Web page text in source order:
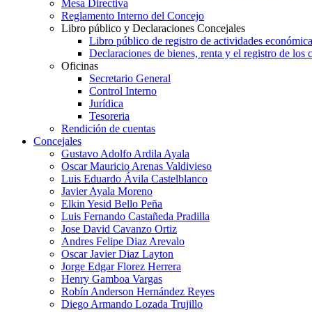
Mesa Directiva
Reglamento Interno del Concejo
Libro público y Declaraciones Concejales
Libro público de registro de actividades
Declaraciones de bienes, renta y el registro de los
Oficinas
Secretario General
Control Interno
Jurídica
Tesoreria
Rendición de cuentas
Concejales
Gustavo Adolfo Ardila Ayala
Oscar Mauricio Arenas Valdivieso
Luis Eduardo Ávila Castelblanco
Javier Ayala Moreno
Elkin Yesid Bello Peña
Luis Fernando Castañeda Pradilla
Jose David Cavanzo Ortiz
Andres Felipe Diaz Arevalo
Oscar Javier Diaz Layton
Jorge Edgar Florez Herrera
Henry Gamboa Vargas
Robín Anderson Hernández Reyes
Diego Armando Lozada Trujillo